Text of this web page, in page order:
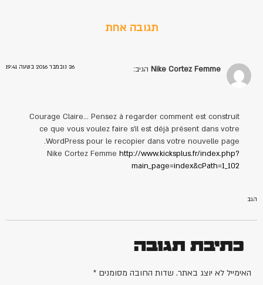
תגובה אחת
Nike Cortez Femme הגיב: 26 נובמבר 2016 בשעה 19:41
Courage Claire… Pensez à regarder comment est construit
ce que vous voulez faire s’il est déjà présent dans votre
WordPress pour le recopier dans votre nouvelle page.
Nike Cortez Femme http://www.kicksplus.fr/index.php?
main_page=index&cPath=1_102
הגב
כתיבת תגובה
האימייל לא יוצג באתר. שדות החובה מסומנים *